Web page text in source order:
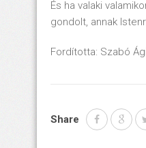
És ha valaki
gondolt, annak
Fordította: Szabó Ági
Share